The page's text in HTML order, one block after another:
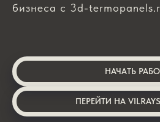
бизнеса с 3d-
НАЧАТЬ
ПЕРЕЙТИ НА